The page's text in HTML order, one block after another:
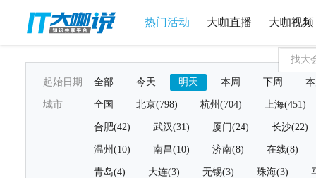
热门活动 大咖直播 大咖视频
起始日期 全部 今天 明天 本周 下周
城市 全国 北京(798) 杭州(704) 上海(451)
合肥(42) 武汉(31) 厦门(24) 长沙(22)
温州(10) 南昌(10) 济南(8) 在线(8)
青岛(4) 大连(3) 无锡(3) 珠海(3)